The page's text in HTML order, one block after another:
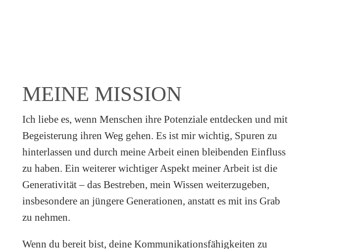
MEINE MISSION
Ich liebe es, wenn Menschen ihre Potenziale entdecken und mit
Begeisterung ihren Weg gehen. Es ist mir wichtig, Spuren zu
hinterlassen und durch meine Arbeit einen bleibenden Einfluss
zu haben. Ein weiterer wichtiger Aspekt meiner Arbeit ist die
Generativität – das Bestreben, mein Wissen weiterzugeben,
insbesondere an jüngere Generationen, anstatt es mit ins Grab
zu nehmen.
Wenn du bereit bist, deine Kommunikationsfähigkeiten zu